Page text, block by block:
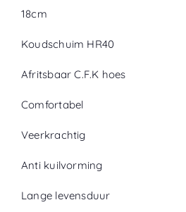
18cm
Koudschuim HR40
Afritsbaar C.F.K hoes
Comfortabel
Veerkrachtig
Anti kuilvorming
Lange levensduur